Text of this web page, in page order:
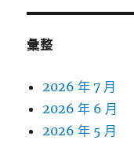
彙整
2026 年 7 月
2026 年 6 月
2026 年 5 月